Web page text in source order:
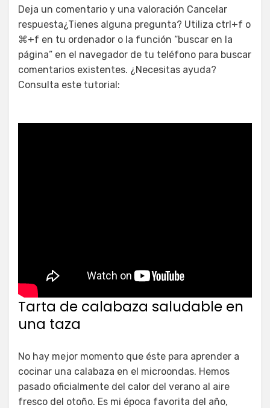
Deja un comentario y una valoración Cancelar
respuesta¿Tienes alguna pregunta? Utiliza ctrl+f o
⌘+f en tu ordenador o la función “buscar en la
página” en el navegador de tu teléfono para buscar
comentarios existentes. ¿Necesitas ayuda?
Consulta este tutorial:
Tarta de calabaza saludable en
una taza
No hay mejor momento que éste para aprender a
cocinar una calabaza en el microondas. Hemos
pasado oficialmente del calor del verano al aire
fresco del otoño. Es mi época favorita del año,